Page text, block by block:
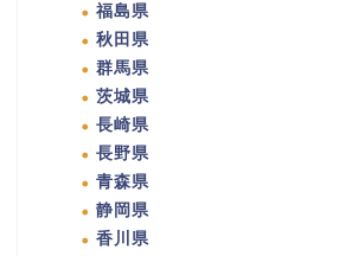
福島県
秋田県
群馬県
茨城県
長崎県
長野県
青森県
静岡県
香川県